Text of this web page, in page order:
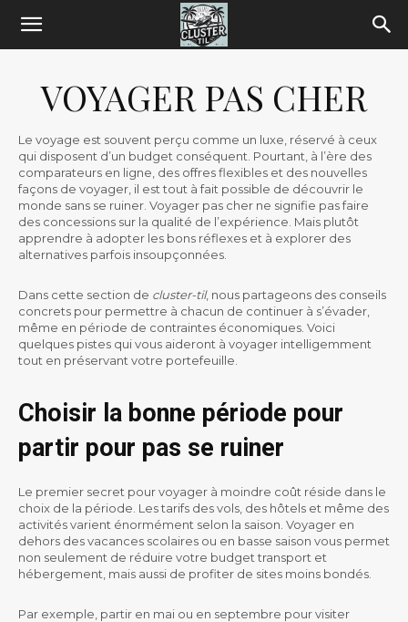
VOYAGER PAS CHER
Le voyage est souvent perçu comme un luxe, réservé à ceux
qui disposent d’un budget conséquent. Pourtant, à l’ère des
comparateurs en ligne, des offres flexibles et des nouvelles
façons de voyager, il est tout à fait possible de découvrir le
monde sans se ruiner. Voyager pas cher ne signifie pas faire
des concessions sur la qualité de l’expérience. Mais plutôt
apprendre à adopter les bons réflexes et à explorer des
alternatives parfois insoupçonnées.
Dans cette section de cluster-til, nous partageons des conseils
concrets pour permettre à chacun de continuer à s’évader,
même en période de contraintes économiques. Voici
quelques pistes qui vous aideront à voyager intelligemment
tout en préservant votre portefeuille.
Choisir la bonne période pour
partir pour pas se ruiner
Le premier secret pour voyager à moindre coût réside dans le
choix de la période. Les tarifs des vols, des hôtels et même des
activités varient énormément selon la saison. Voyager en
dehors des vacances scolaires ou en basse saison vous permet
non seulement de réduire votre budget transport et
hébergement, mais aussi de profiter de sites moins bondés.
Par exemple, partir en mai ou en septembre pour visiter